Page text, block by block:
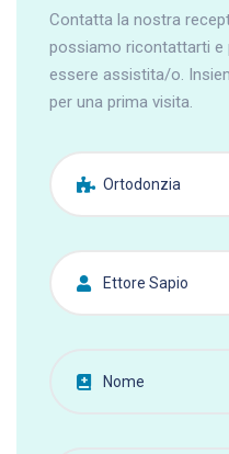
Contatta la nostra
possiamo ricontattarti e
essere assistita/o.
per una prima visita.
Ortodonzia
Ettore Sapio